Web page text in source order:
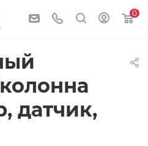
0
датчик,